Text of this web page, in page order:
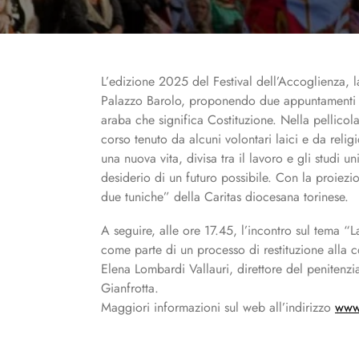
L’edizione 2025 del Festival dell’Accoglienza, la tradizionale kermesse organizzata dalla Pastorale Migranti dell’Arcidiocesi di Torino, fa tappa anche quest’anno a
Palazzo Barolo, proponendo due
araba che significa Costituzione. Nella
corso tenuto da alcuni volontari laici e da
una nuova vita, divisa tra il lavoro e gli studi
desiderio di un futuro possibile. Con la
due tuniche” della Caritas diocesana torinese.
A seguire, alle ore 17.45, l’incontro sul tema
come parte di un processo di restituzione alla
Elena Lombardi Vallauri, direttore del
Gianfrotta.
Maggiori informazioni sul web all’indirizzo